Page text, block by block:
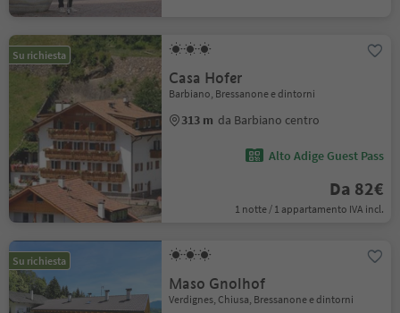
Su richiesta
Casa Hofer
Barbiano, Bressanone e dintorni
313 m da Barbiano centro
Alto Adige Guest Pass
Da 82€
1 notte / 1 appartamento IVA incl.
Su richiesta
Maso Gnolhof
Verdignes, Chiusa, Bressanone e dintorni